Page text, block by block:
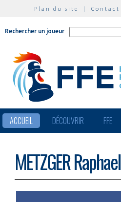
Plan du site | Contact
Rechercher un joueur
ACCUEIL DÉCOUVRIR FFE
METZGER Raphael